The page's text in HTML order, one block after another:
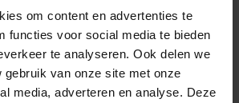
om content en advertenties te
functies voor social media te bieden
te analyseren. Ook delen we
gebruik van onze site met onze
media, adverteren en analyse. Deze